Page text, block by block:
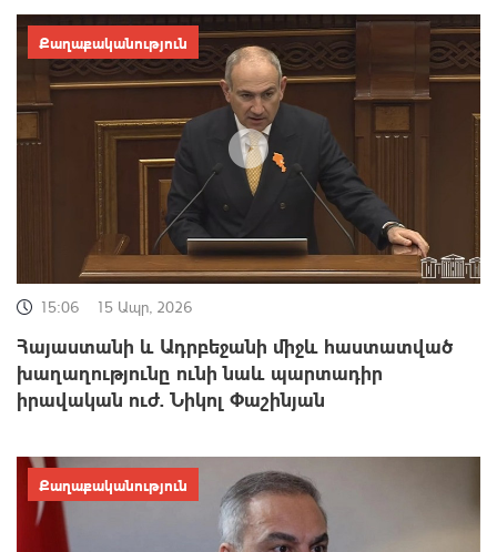
15:06 15 Ապր, 2026
Հայաստանի և Ադրբեջանի միջև հաստատված
խաղաղությունը ունի նաև պարտադիր
իրավական ուժ. Նիկոլ Փաշինյան
Քաղաքականություն
Քաղաքականություն